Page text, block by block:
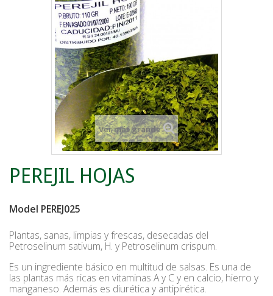
Ver más grande
PEREJIL HOJAS
Model PEREJ025
Plantas, sanas, limpias y frescas, desecadas del
Petroselinum sativum, H. y Petroselinum crispum.
Es un ingrediente básico en multitud de salsas. Es una de
las plantas más ricas en vitaminas A y C y en calcio, hierro y
manganeso. Además es diurética y antipirética.